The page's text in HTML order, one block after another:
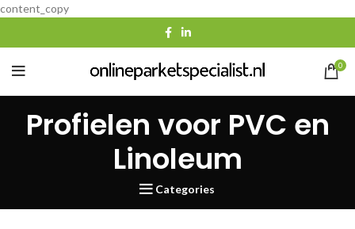
content_copy
0
Profielen voor PVC en
Linoleum
Categories